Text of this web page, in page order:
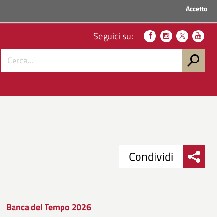
Accetto
Seguici su:
Condividi
Banca del Tempo 2026